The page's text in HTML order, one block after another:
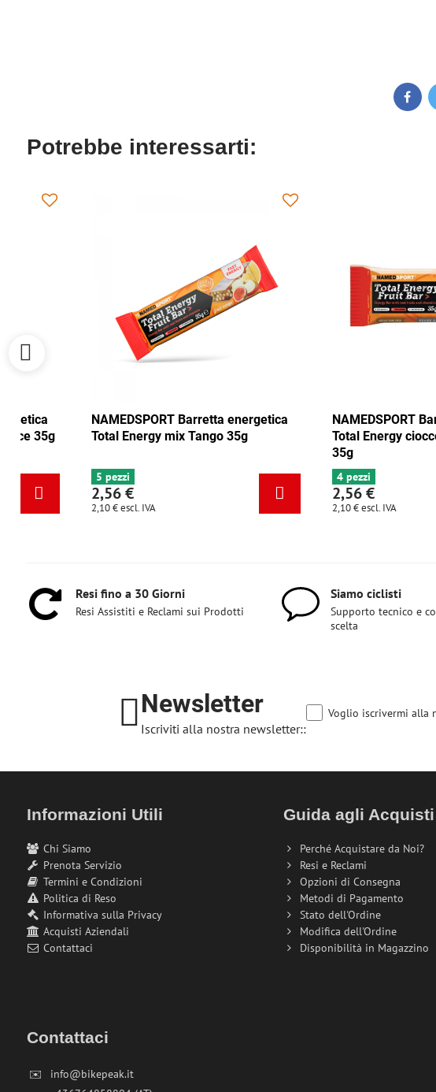
Potrebbe interessarti:
NAMEDSPORT Barretta energetica
Total Energy mirtillo rosso-noce 35g
6+ pezzi
2,56 €
escl. IVA
NAMEDSPORT Barretta
Total Energy mix Tango
5 pezzi
2,56 €
escl. IVA
Resi fino a 30 Giorni
Resi Assistiti e Reclami sui Prodotti
Siamo ciclisti
Supporto tecnico e
scelta
Newsletter
Iscriviti alla nostra newsletter::
Voglio iscrivermi alla
Informazioni Utili
Chi Siamo
Prenota Servizio
Termini e Condizioni
Politica di Reso
Informativa sulla Privacy
Acquisti Aziendali
Contattaci
Guida agli Acquisti
Perché Acquistare da Noi?
Resi e Reclami
Opzioni di Consegna
Metodi di Pagamento
Stato dell'Ordine
Modifica dell'Ordine
Disponibilità in Magazzino
Contattaci
✉️
info@bikepeak.it